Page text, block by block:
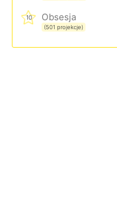
10 Obsesja
(501 projekcje)